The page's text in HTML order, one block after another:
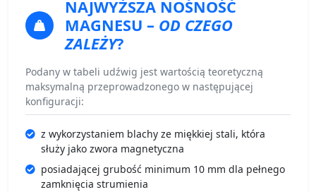
NAJWYŻSZA NOŚNOŚĆ
MAGNESU – OD CZEGO
ZALEŻY?
Podany w tabeli udźwig jest wartością teoretyczną
maksymalną przeprowadzonego w następującej
konfiguracji:
z wykorzystaniem blachy ze miękkiej stali, która
służy jako zwora magnetyczna
posiadającej grubość minimum 10 mm dla pełnego
zamknięcia strumienia